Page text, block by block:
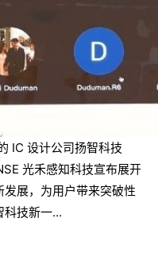
IC 设计公司扬智科技
光禾感知科技宣布展开
展，为用户带来突破性
科技新一...